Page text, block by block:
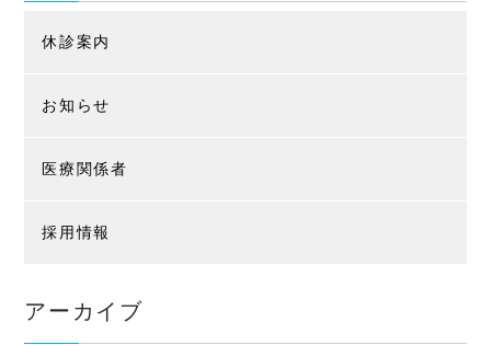
休診案内
お知らせ
医療関係者
採用情報
アーカイブ